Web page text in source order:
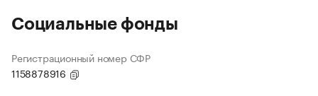
Социальные фонды
Регистрационный номер СФР
1158878916